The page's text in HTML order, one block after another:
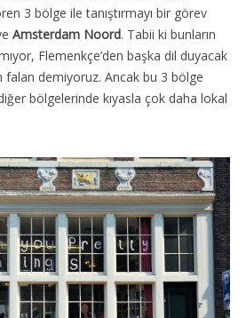
3 bölge ile tanıştırmayı bir görev
Amsterdam Noord. Tabii ki bunların
Flemenkçe’den başka dil duyacak
falan demiyoruz. Ancak bu 3 bölge
bölgelerinde kıyasla çok daha lokal